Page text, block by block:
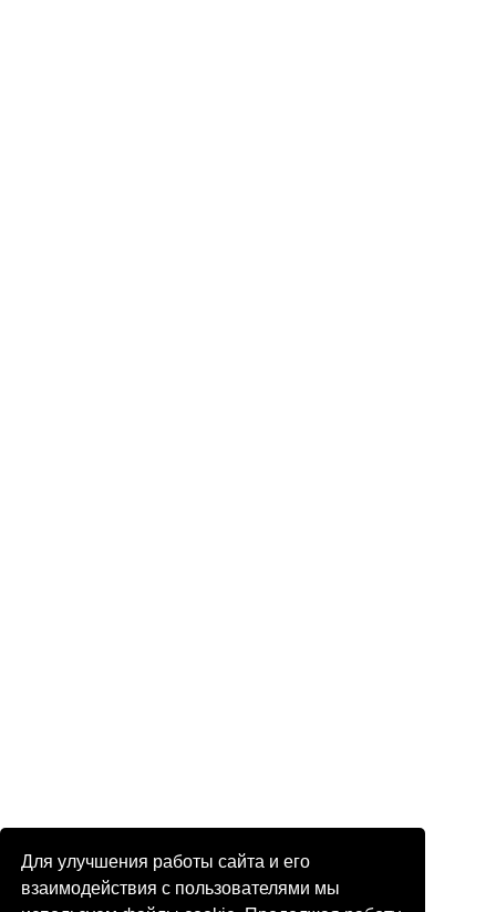
Для улучшения работы сайта и его
взаимодействия с пользователями мы